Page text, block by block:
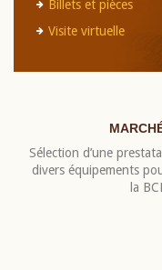
Billets et pièces
Visite virtuelle
Sélection d’une
divers équipements
la